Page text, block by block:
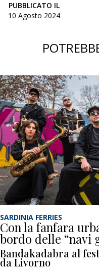
PUBBLICATO IL
10 Agosto 2024
SARDINIA FERRIES
Con la fanfara
bordo delle “navi
Bandakadabra al
da Livorno